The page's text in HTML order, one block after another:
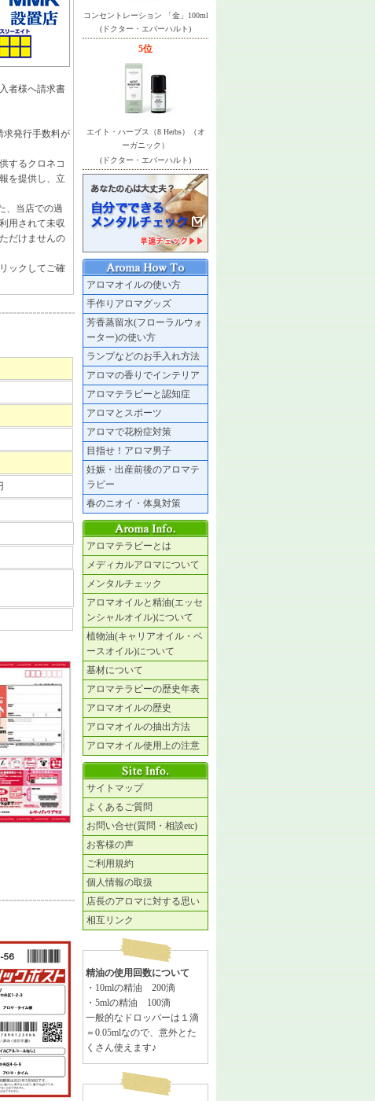
者様へ請求書
求発行手数料が
するクロネコ
を提供し、立
、当店での過
用されて未収
だけませんの
ックしてご確
コンセントレーション 「金」100ml
(ドクター・エバーハルト)
5位
エイト・ハーブス（8 Herbs）（オ
ーガニック）
(ドクター・エバーハルト)
アロマオイルの使い方
手作りアロマグッズ
芳香蒸留水(フローラルウォ
ーター)の使い方
ランプなどのお手入れ方法
アロマの香りでインテリア
アロマテラピーと認知症
アロマとスポーツ
アロマで花粉症対策
目指せ！アロマ男子
妊娠・出産前後のアロマテ
ラピー
春のニオイ・体臭対策
アロマテラピーとは
メディカルアロマについて
メンタルチェック
アロマオイルと精油(エッセ
ンシャルオイル)について
植物油(キャリアオイル・ベ
ースオイル)について
基材について
アロマテラピーの歴史年表
アロマオイルの歴史
アロマオイルの抽出方法
アロマオイル使用上の注意
サイトマップ
よくあるご質問
お問い合せ(質問・相談etc)
お客様の声
ご利用規約
個人情報の取扱
店長のアロマに対する思い
相互リンク
精油の使用回数について
・10mlの精油 200滴
・5mlの精油 100滴
一般的なドロッパーは１滴
＝0.05mlなので、意外とた
くさん使えます♪